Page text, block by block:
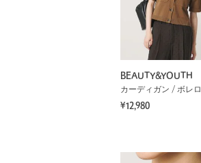
BEAUTY&YOUTH
カーディガン / ボレロ
¥12,980